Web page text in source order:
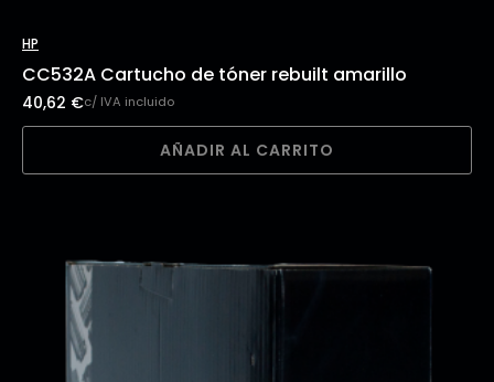
HP
CC532A Cartucho de tóner rebuilt amarillo
40,62 €c/ IVA incluido
AÑADIR AL CARRITO